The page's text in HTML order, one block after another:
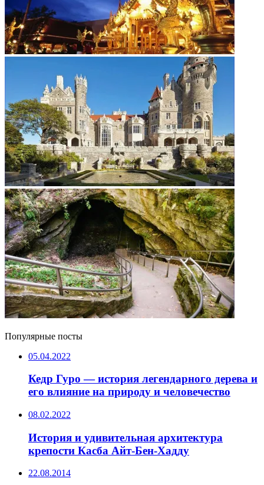
Популярные посты
05.04.2022
Кедр Гуро — история легендарного дерева и
его влияние на природу и человечество
08.02.2022
История и удивительная архитектура
крепости Касба Айт-Бен-Хадду
22.08.2014